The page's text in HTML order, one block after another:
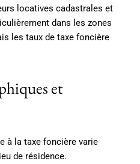
locatives cadastrales et
dans les zones
les taux de taxe foncière
et
à la taxe foncière varie
de résidence.